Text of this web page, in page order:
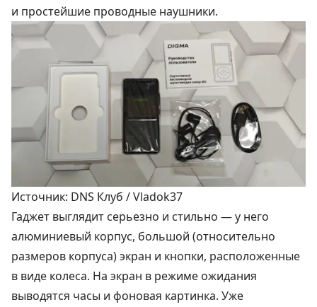
и простейшие проводные наушники.
Источник: DNS Клуб / Vladok37
Гаджет выглядит серьезно и стильно — у него
алюминиевый корпус, большой (относительно
размеров корпуса) экран и кнопки, расположенные
в виде колеса. На экран в режиме ожидания
выводятся часы и фоновая картинка. Уже